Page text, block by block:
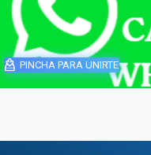
PINCHA PARA UNIRTE